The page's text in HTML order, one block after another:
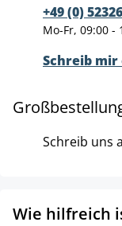
+49 (0)
Mo-Fr, 09:00 -
Schreib mir
Schreib uns
Wie hilfreich